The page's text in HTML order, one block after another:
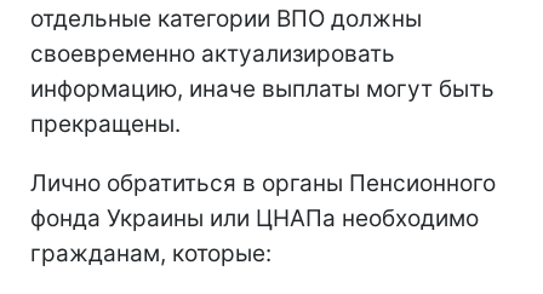
отдельные категории ВПО должны
своевременно актуализировать
информацию, иначе выплаты могут быть
прекращены.
Лично обратиться в органы Пенсионного
фонда Украины или ЦНАПа необходимо
гражданам, которые: